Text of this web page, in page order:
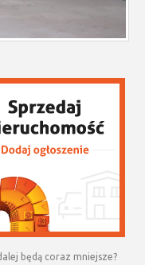
będą coraz mniejsze?